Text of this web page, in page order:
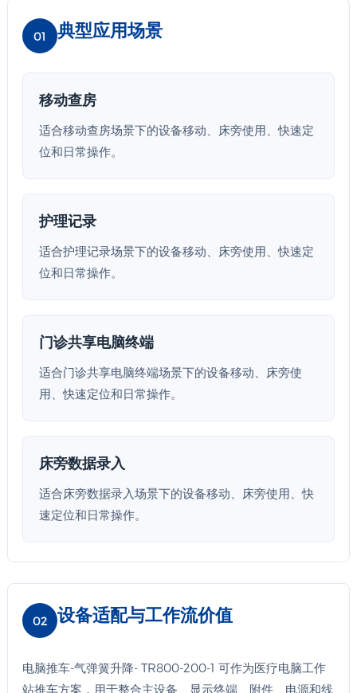
01 典型应用场景
移动查房
适合移动查房场景下的设备移动、床旁使用、快速定
位和日常操作。
护理记录
适合护理记录场景下的设备移动、床旁使用、快速定
位和日常操作。
门诊共享电脑终端
适合门诊共享电脑终端场景下的设备移动、床旁使
用、快速定位和日常操作。
床旁数据录入
适合床旁数据录入场景下的设备移动、床旁使用、快
速定位和日常操作。
02 设备适配与工作流价值
电脑推车-气弹簧升降- TR800-200-1 可作为医疗电脑工作
站推车方案，用于整合主设备、显示终端、附件、电源和线